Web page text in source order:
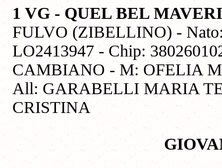
1 VG - QUEL BEL
FULVO (ZIBELLINO) -
LO2413947 - Chip:
CAMBIANO - M: OFELIA
All: GARABELLI MARIA
CRISTINA